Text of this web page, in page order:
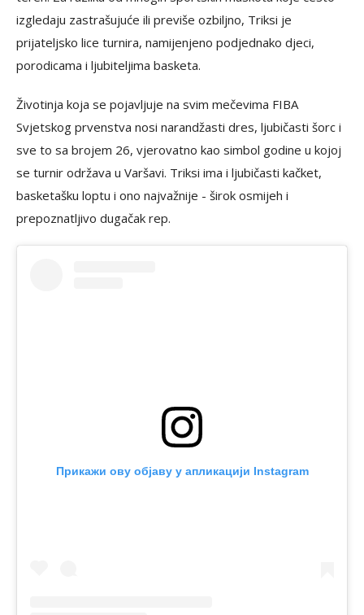
izgledaju zastrašujuće ili previše ozbiljno, Triksi je
prijateljsko lice turnira, namijenjeno podjednako djeci,
porodicama i ljubiteljima basketa.
Životinja koja se pojavljuje na svim mečevima FIBA
Svjetskog prvenstva nosi narandžasti dres, ljubičasti šorc i
sve to sa brojem 26, vjerovatno kao simbol godine u kojoj
se turnir održava u Varšavi. Triksi ima i ljubičasti kačket,
basketašku loptu i ono najvažnije - širok osmijeh i
prepoznatljivo dugačak rep.
Прикажи ову објаву у апликацији Instagram